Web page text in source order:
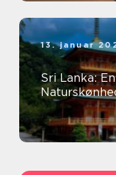
13. januar
Sri Lanka: